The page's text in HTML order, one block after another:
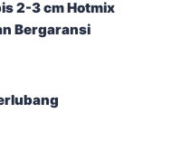
2-3 cm Hotmix
Bergaransi